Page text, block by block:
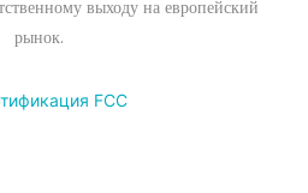
выходу на европейский
рынок.